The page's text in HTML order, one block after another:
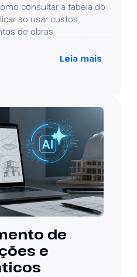
consultar a tabela do
ao usar custos
de obras.
Leia mais
de
e